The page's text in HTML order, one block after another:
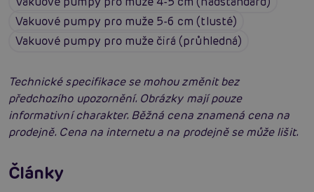
Vakuové pumpy pro muže 5-6 cm (tlusté)
Vakuové pumpy pro muže čirá (průhledná)
Technické specifikace se mohou změnit bez
předchozího upozornění. Obrázky mají pouze
informativní charakter. Běžná cena znamená cena na
prodejně. Cena na internetu a na prodejně se může lišit.
Články
Erotická inteligence: Příručka Sexiomů
Číst více
Swingers party poprvé: Erotický ráj plný
extáze? Průvodce, který ti otevře dveře!